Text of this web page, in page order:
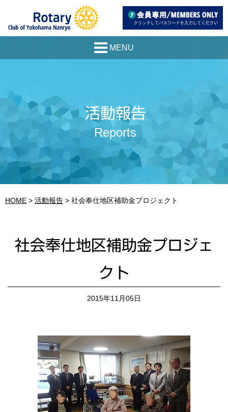
活動報告
Reports
HOME 活動報告 社会奉仕地区補助金プロジェクト
社会奉仕地区補助金プロジェ
クト
2015年11月05日